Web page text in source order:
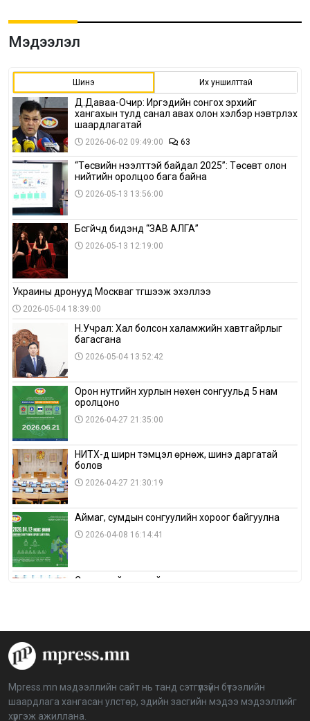
Мэдээлэл
Шинэ Их уншилттай
Д.Даваа-Очир: Иргэдийн сонгох эрхийг
хангахын тулд санал авах олон хэлбэр нэвтрүүлэх
шаардлагатай
2026-06-02 09:49:00 63
“Төсвийн нээлттэй байдал 2025”: Төсөвт олон
нийтийн оролцоо бага байна
2026-05-13 13:56:00
Бүсгүйчүүд бидэнд “ЗАВ АЛГА”
2026-05-13 12:19:00
Украины дронууд Москваг түгшээж эхэллээ
2026-05-04 18:39:00
Н.Учрал: Хал болсон халамжийн хавтгайрлыг
багасгана
2026-05-04 13:52:42
Орон нутгийн хурлын нөхөн сонгуульд 5 нам
оролцоно
2026-04-27 21:35:00
НИТХ-д ширүүн тэмцэл өрнөж, шинэ даргатай
болов
2026-04-27 21:30:19
Аймаг, сумдын сонгуулийн хороог байгуулна
2026-04-08 16:14:41
Сонгуулийн хуулийн зөрчил, шалгах,
аймагт үргэлжилж байна
BTS-ийн тоглолтыг Netflix дэлхий даяар шууд
дамжуулна
Mpress.mn мэдээллийн сайт нь танд сэтгүүлзүйн бүтээлийн
шаардлага хангасан улстөр, эдийн засгийн мэдээ мэдээллийг
хүргэж ажиллана.